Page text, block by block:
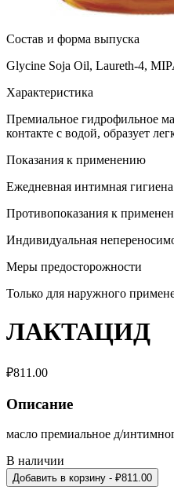
Состав и форма выпуска
Glycine Soja Oil, Laureth-4,
Характеристика
Премиальное гидрофильное
контакте с водой, образует
Показания к применению
Ежедневная интимная
Противопоказания к
Индивидуальная
Меры предосторожности
Только для наружного
ЛАКТАЦИД
₽811.00
Описание
масло премиальное д/
В наличии
Добавить в корзину - ₽811.00